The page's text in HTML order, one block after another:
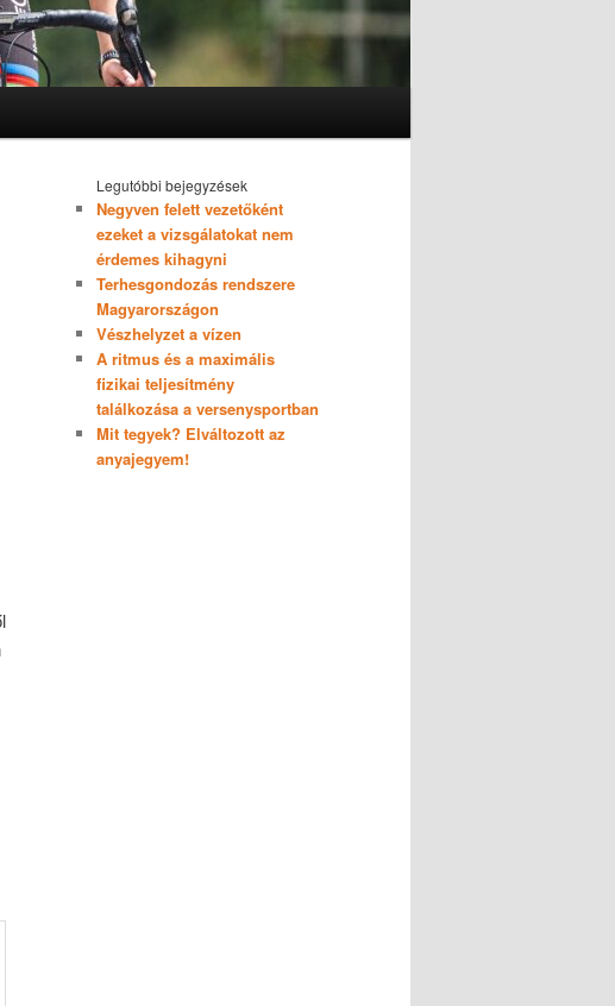
Legutóbbi bejegyzések
Negyven felett vezetőként
ezeket a vizsgálatokat nem
érdemes kihagyni
Terhesgondozás rendszere
Magyarországon
Vészhelyzet a vízen
A ritmus és a maximális
fizikai teljesítmény
találkozása a versenysportban
Mit tegyek? Elváltozott az
anyajegyem!